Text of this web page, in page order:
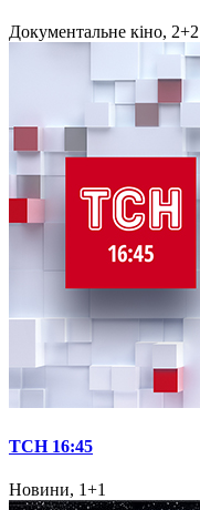
Документальне кіно, 2+2
ТСН 16:45
Новини, 1+1